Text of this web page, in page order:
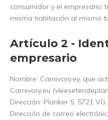
consumidor y el empresario
misma habitación al mismo
Artículo 2 -
empresario
Nombre: Carnivory.ey, que
Carnivory.eu
Dirección: Planker 5, 5721
Dirección de correo